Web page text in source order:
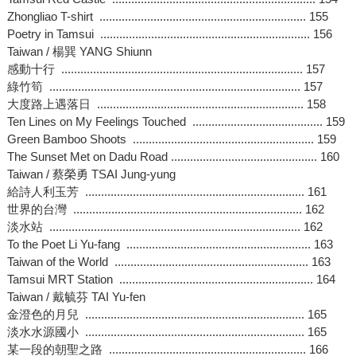
Zhongliao T-shirt ................................................................. 155
Poetry in Tamsui .................................................................. 156
Taiwan / 楊巽 YANG Shiunn
感動十行 ............................................................................ 157
綠竹筍 ............................................................................... 157
大度路上遇落日 ................................................................. 158
Ten Lines on My Feelings Touched ......................................... 159
Green Bamboo Shoots ......................................................... 159
The Sunset Met on Dadu Road .............................................. 160
Taiwan / 蔡榮勇 TSAI Jung-yung
給詩人利玉芳 ..................................................................... 161
世界的台灣 ........................................................................ 162
淡水站 ............................................................................... 162
To the Poet Li Yu-fang .......................................................... 163
Taiwan of the World ............................................................. 163
Tamsui MRT Station ............................................................. 164
Taiwan / 戴毓芬 TAI Yu-fen
金澄色的月兒 ..................................................................... 165
淡水水源國小 ..................................................................... 165
某一段的朝聖之路 .............................................................. 166